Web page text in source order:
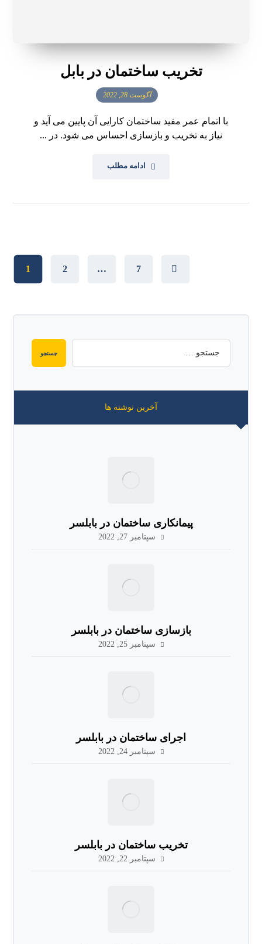
تخریب ساختمان در بابل
آگوست 28, 2022
با اتمام عمر مفید ساختمان کارایی آن پایین می آید و
نیاز به تخریب و بازسازی احساس می شود. در ...
ادامه مطلب
1 2 … 7
آخرین نوشته ها
پیمانکاری ساختمان در بابلسر
سپتامبر 27, 2022
بازسازی ساختمان در بابلسر
سپتامبر 25, 2022
اجرای ساختمان در بابلسر
سپتامبر 24, 2022
تخریب ساختمان در بابلسر
سپتامبر 22, 2022